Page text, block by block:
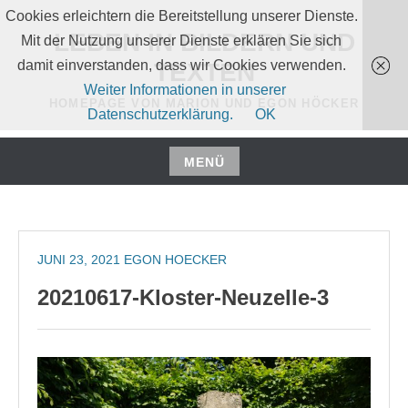
Zum
Inhalt
springen
LEBEN IN BILDERN UND
TEXTEN
MENÜ
Zum
springen
JUNI 23, 2021 EGON HOECKER
20210617-Kloster-Neuzelle-3
Cookies erleichtern die Bereitstellung unserer Dienste.
Mit der Nutzung unserer Dienste erklären Sie sich
damit einverstanden, dass wir Cookies verwenden.
Weiter Informationen in unserer
Datenschutzerklärung.
OK